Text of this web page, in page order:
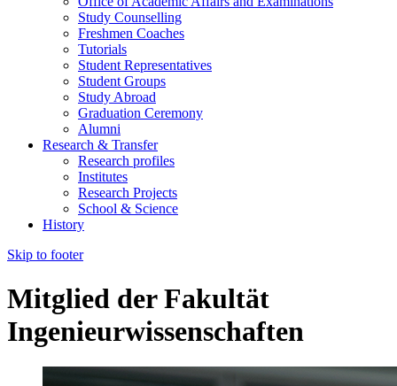
Study Counselling
Freshmen Coaches
Tutorials
Student Representatives
Student Groups
Study Abroad
Graduation Ceremony
Alumni
Research & Transfer
Research profiles
Institutes
Research Projects
School & Science
History
Skip to footer
Mitglied der Fakultät
Ingenieurwissenschaften